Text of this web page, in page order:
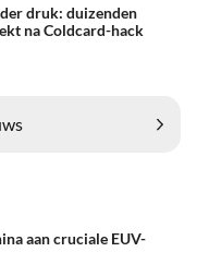
druk: duizenden
na Coldcard-hack
aan cruciale EUV-